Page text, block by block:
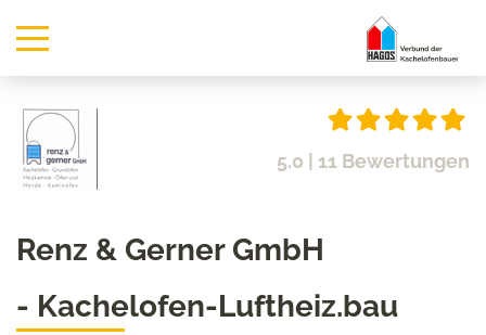
5.0 | 11 Bewertungen
Renz & Gerner GmbH
- Kachelofen-Luftheiz.bau